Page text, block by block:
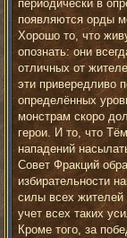
периодически в
появляются орды
Хорошо то, что
опознать: они
отличных от
эти привередливо
определённых
монстрам скоро
герои. И то, что
нападений
Совет Фракций
избирательности
силы всех жителей
учет всех таких
Кроме того, за